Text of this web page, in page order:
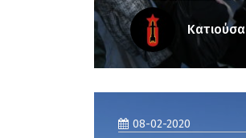
Κατιούσα
08-02-2020